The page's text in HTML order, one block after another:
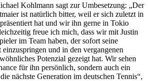
Kohlmann sagt zur Umbesetzung: „Der
ist natürlich bitter, weil er sich zuletzt in
hat und wir ihn gerne in Tokio
freue ich mich, dass wir mit Justin
im Team haben, der sofort seine
und in den vergangenen
Potenzial gezeigt hat. Wir sehen
für ihn persönlich, sondern auch ein
nächste Generation im deutschen Tennis“,